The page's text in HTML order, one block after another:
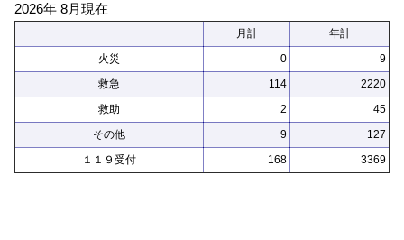
2026年 8月現在
月計
年計
火災
0
9
救急
114
2220
救助
2
45
その他
9
127
１１９受付
168 3369